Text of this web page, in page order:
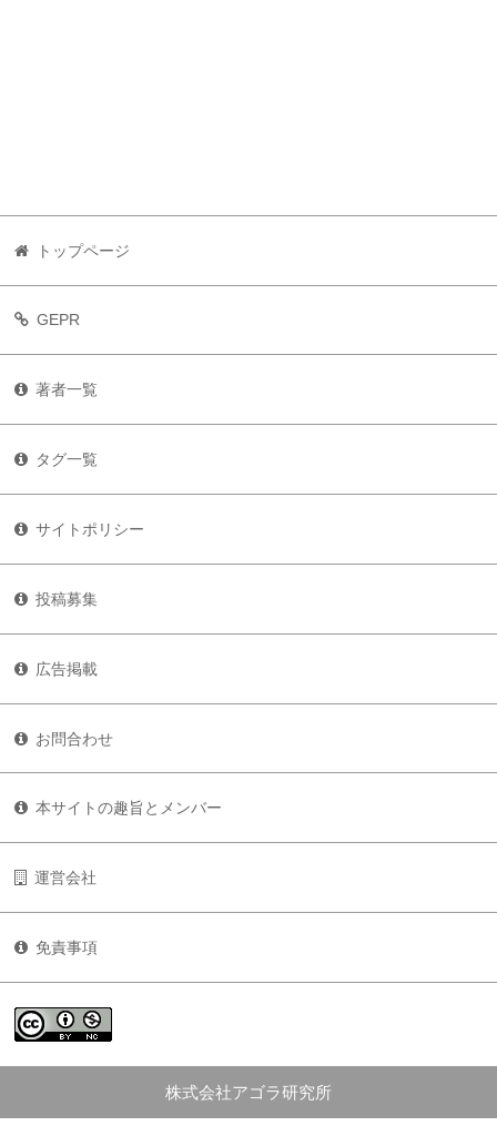
トップページ
GEPR
著者一覧
タグ一覧
サイトポリシー
投稿募集
広告掲載
お問合わせ
本サイトの趣旨とメンバー
運営会社
免責事項
株式会社アゴラ研究所